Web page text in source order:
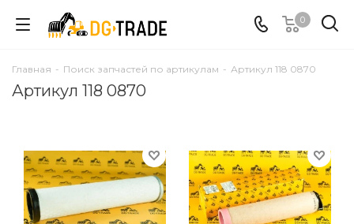
0
Главная - Поиск запчастей по артикулам - Артикул 118 0870
Артикул 118 0870